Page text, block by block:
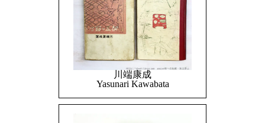
川端康成
Yasunari Kawabata